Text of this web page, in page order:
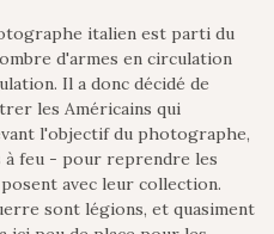
italien est parti du
d'armes en circulation
Il a donc décidé de
les Américains qui
l'objectif du photographe,
à feu - pour reprendre les
avec leur collection.
sont légions, et quasiment